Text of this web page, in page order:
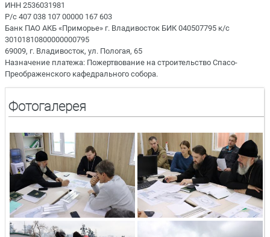
ИНН 2536031981
Р/с 407 038 107 00000 167 603
Банк ПАО АКБ «Приморье» г. Владивосток БИК 040507795 к/с
30101810800000000795
69009, г. Владивосток, ул. Пологая, 65
Назначение платежа: Пожертвование на строительство Спасо-
Преображенского кафедрального собора.
Фотогалерея